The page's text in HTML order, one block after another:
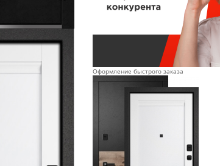
Оформление быстрого заказа